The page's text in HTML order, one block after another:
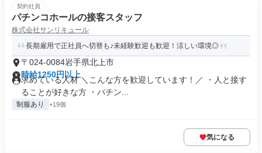
契約社員
パチンコホールの接客スタッフ
株式会社サンリキュール
長期雇用で正社員へ切替も♪未経験歓迎も歓迎！涼しい環境◎
〒024-0084岩手県北上市
時給1250円以上
求めている人材 ＼こんな方を歓迎しています！／ ・人と接す
ることが好きな方 ・パチン...
制服あり +19個
気になる